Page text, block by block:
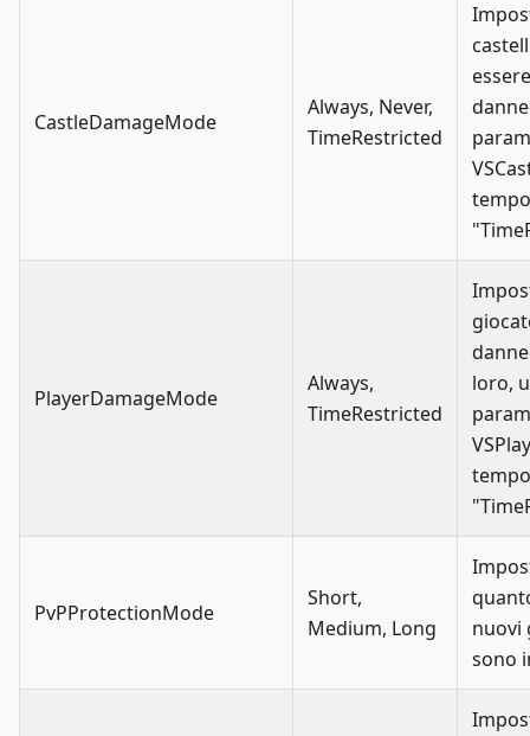
CastleDamageMode
Always, Never,
TimeRestricted
essere
PlayerDamageMode
Always,
TimeRestricted
loro,
PvPProtectionMode
Short,
Medium, Long
nuovi
sono